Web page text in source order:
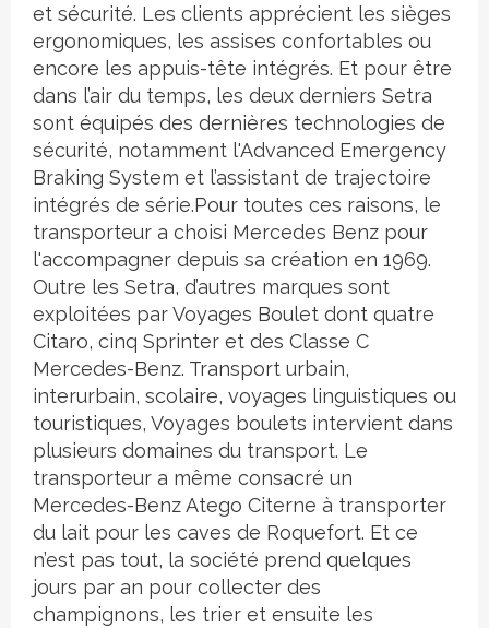
et sécurité. Les clients apprécient les sièges
ergonomiques, les assises confortables ou
encore les appuis-tête intégrés. Et pour être
dans l’air du temps, les deux derniers Setra
sont équipés des dernières technologies de
sécurité, notamment l'Advanced Emergency
Braking System et l’assistant de trajectoire
intégrés de série.Pour toutes ces raisons, le
transporteur a choisi Mercedes Benz pour
l'accompagner depuis sa création en 1969.
Outre les Setra, d’autres marques sont
exploitées par Voyages Boulet dont quatre
Citaro, cinq Sprinter et des Classe C
Mercedes-Benz. Transport urbain,
interurbain, scolaire, voyages linguistiques ou
touristiques, Voyages boulets intervient dans
plusieurs domaines du transport. Le
transporteur a même consacré un
Mercedes-Benz Atego Citerne à transporter
du lait pour les caves de Roquefort. Et ce
n’est pas tout, la société prend quelques
jours par an pour collecter des
champignons, les trier et ensuite les